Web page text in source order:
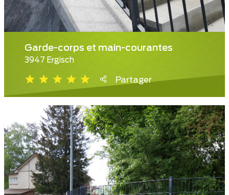
Garde-corps et main-courantes
3947 Ergisch
Partager